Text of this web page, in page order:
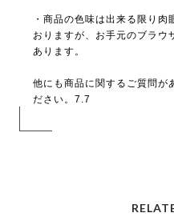
・商品の色味は出来る限り
おりますが、お手元のブラウ
あります。
他にも商品に関するご質問が
ださい。7.7